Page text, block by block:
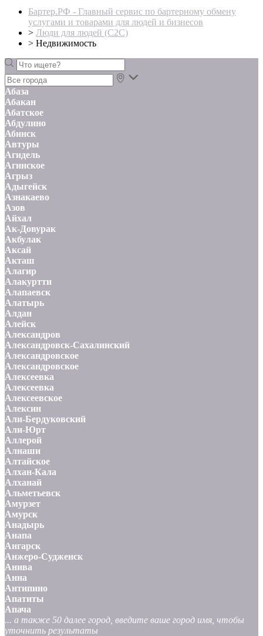
Бартер.РФ - Главный сервис по бартерному обмену
услугами и товарами для людей и бизнесов
> Люди для людей (С2С)
> Недвижимость
Абаза
Абакан
Абатское
Абдулино
Абинск
Автуры
Агидель
Агинское
Агрыз
Адыгейск
Азнакаево
Азов
Айхал
Ак-Довурак
Акбулак
Аксай
Акташ
Алагир
Алакуртти
Алапаевск
Алатырь
Алдан
Алейск
Александров
Александровск-Сахалинский
Александровское
Александровское
Алексеевка
Алексеевка
Алексеевское
Алексин
Али-Бердуковский
Али-Юрт
Аллерой
Алнаши
Алтайское
Алхан-Кала
Алханай
Альметьевск
Амурзет
Амурск
Анадырь
Анапа
Ангарск
Анжеро-Судженск
Анива
Анна
Антипино
Апатиты
Апача
... а также 50 далее город, введите ваше город имя, чтобы
уточнить результаты